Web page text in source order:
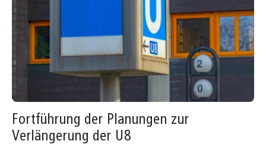
Fortführung der Planungen zur
Verlängerung der U8